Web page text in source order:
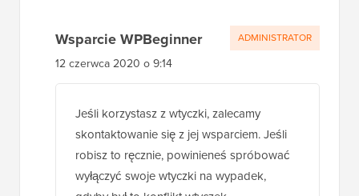
Wsparcie WPBeginner
12 czerwca 2020 o 9:14
Jeśli korzystasz z wtyczki, zalecamy
skontaktowanie się z jej wsparciem. Jeśli
robisz to ręcznie, powinieneś spróbować
wyłączyć swoje wtyczki na wypadek,
ADMINISTRATOR